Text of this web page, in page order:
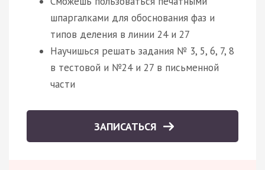
шпаргалками для обоснования фаз и
типов деления в линии 24 и 27
Научишься решать задания № 3, 5, 6, 7, 8
в тестовой и №24 и 27 в письменной
части
ЗАПИСАТЬСЯ